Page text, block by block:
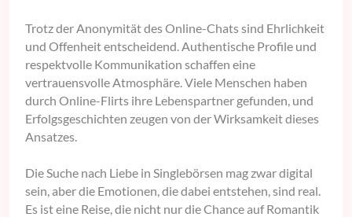
Trotz der Anonymität des Online-Chats sind Ehrlichkeit
und Offenheit entscheidend. Authentische Profile und
respektvolle Kommunikation schaffen eine
vertrauensvolle Atmosphäre. Viele Menschen haben
durch Online-Flirts ihre Lebenspartner gefunden, und
Erfolgsgeschichten zeugen von der Wirksamkeit dieses
Ansatzes.
Die Suche nach Liebe in Singlebörsen mag zwar digital
sein, aber die Emotionen, die dabei entstehen, sind real.
Es ist eine Reise, die nicht nur die Chance auf Romantik